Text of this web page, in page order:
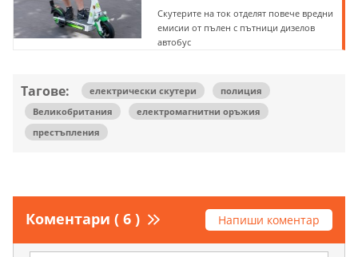
Скутерите на ток отделят повече вредни
емисии от пълен с пътници дизелов
автобус
Тагове: електрически скутери
полиция
Великобритания
електромагнитни оръжия
престъпления
Коментари ( 6 ) Напиши коментар